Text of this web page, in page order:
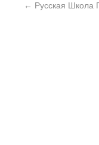
← Русская Школа